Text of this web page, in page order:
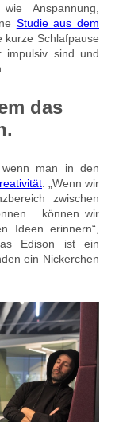
Anspannung,
Studie aus dem
Schlafpause
impulsiv sind und
das
man in den
. „Wenn wir
zwischen
können wir
Ideen erinnern“,
Edison ist ein
ein Nickerchen